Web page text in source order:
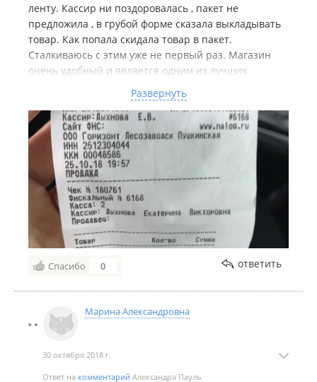
ленту. Кассир ни поздоровалась , пакет не
предложила , в грубой форме сказала выкладывать
товар. Как попала скидала товар в пакет.
Сталкиваюсь с этим уже не первый раз. Магазин
очень удобный и является одним из лучших
желает обещать лучшего. Есть стандарт
обслуживания покупателя . Они обязаны их
выполнять . А вы как руководитель данного
магазина обязаны это контролировать. Прошу
провести беседу с данным сотрудникам. Ответ жду.
Развернуть
Спасибо 0 ответить
Марина Александровна
30 октября 2018 г.
Ответ на комментарий Александра Пауль